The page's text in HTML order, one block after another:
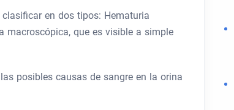
en dos tipos: Hematuria
macroscópica, que es visible a simple
posibles causas de sangre en la orina